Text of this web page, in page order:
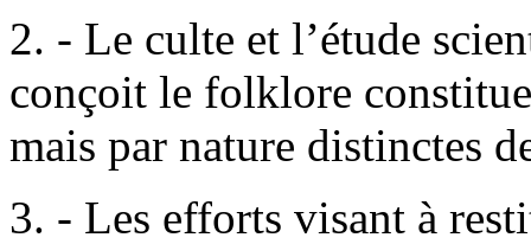
2. - Le culte et l’étude
conçoit le folklore
mais par nature distinctes
3. - Les efforts visant à